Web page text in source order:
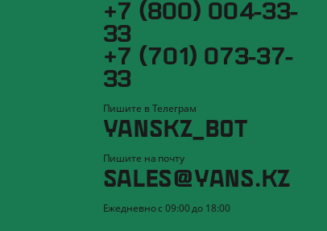
+7 (800) 004-33-
33
+7 (701) 073-37-
33
Пишите в Телеграм
YANSKZ_BOT
Пишите на почту
SALES@YANS.KZ
Ежедневно с 09:00 до 18:00